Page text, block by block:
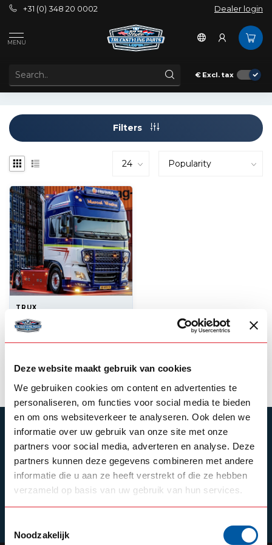
Deze website maakt gebruik van cookies
We gebruiken cookies om content en advertenties te
personaliseren, om functies voor social media te bieden
en om ons websiteverkeer te analyseren. Ook delen we
informatie over uw gebruik van onze site met onze
partners voor social media, adverteren en analyse. Deze
partners kunnen deze gegevens combineren met andere
informatie die u aan ze heeft verstrekt of die ze hebben
verzameld op basis van uw gebruik van hun services.
Noodzakelijk
+31 (0) 348 20 0002 Dealer login
MENU
€ Excl. tax
Tags
PRODUCTS TAGGED WITH DAF BUMPER
Filters
TRUX
Trux Bullbar DAF XF
Euro 6
3.650,00
SUBSCRIBE TO OUR NEWSLETTER
Stay up to date with our latest offers